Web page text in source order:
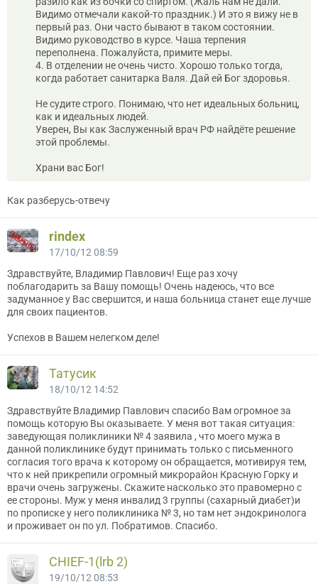
Видимо отмечали какой-то праздник.) И это я вижу не в
первый раз. Они часто бывают в таком состоянии.
Видимо руководство в курсе. Чаша терпения
переполнена. Пожалуйста, примите меры.
4. В отделении не очень чисто. Хорошо только тогда,
когда работает санитарка Валя. Дай ей Бог здоровья.
Не судите строго. Понимаю, что нет идеальных больниц,
как и идеальных людей.
Уверен, Вы как Заслуженный врач РФ найдёте решение
этой проблемы.
Храни вас Бог!
Как разберусь-отвечу
rindex
17/10/12 08:59
Здравствуйте, Владимир Павлович! Еще раз хочу
поблагодарить за Вашу помощь! Очень надеюсь, что все
задуманное у Вас свершится, и наша больница станет еще лучше
для своих пациентов.
Успехов в Вашем нелегком деле!
Татусик
18/10/12 14:52
Здравствуйте Владимир Павлович спасибо Вам огромное за
помощь которую Вы оказываете. У меня вот такая ситуация:
заведующая поликлиники № 4 заявила , что моего мужа в
данной поликлинике будут принимать только с письменного
согласия того врача к которому он обращается, мотивируя тем,
что к ней прикрепили огромный микрорайон Красную Горку и
врачи очень загружены. Скажите насколько это правомерно с
ее стороны. Муж у меня инвалид 3 группы (сахарный диабет)и
по прописке у него поликлиника № 3, но там нет эндокринолога
и проживает он по ул. Побратимов. Спасибо.
CНIEF-1(lrb 2)
19/10/12 08:53